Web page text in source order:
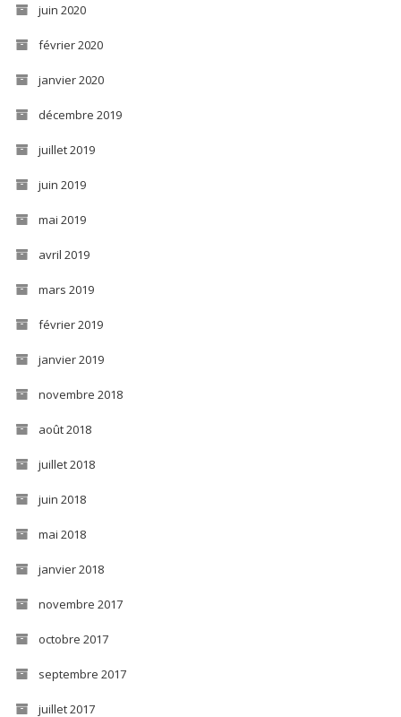
juin 2020
février 2020
janvier 2020
décembre 2019
juillet 2019
juin 2019
mai 2019
avril 2019
mars 2019
février 2019
janvier 2019
novembre 2018
août 2018
juillet 2018
juin 2018
mai 2018
janvier 2018
novembre 2017
octobre 2017
septembre 2017
juillet 2017